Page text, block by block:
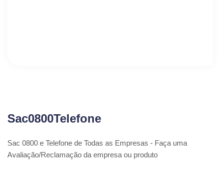
Sac0800Telefone
Sac 0800 e Telefone de Todas as Empresas - Faça uma
Avaliação/Reclamação da empresa ou produto